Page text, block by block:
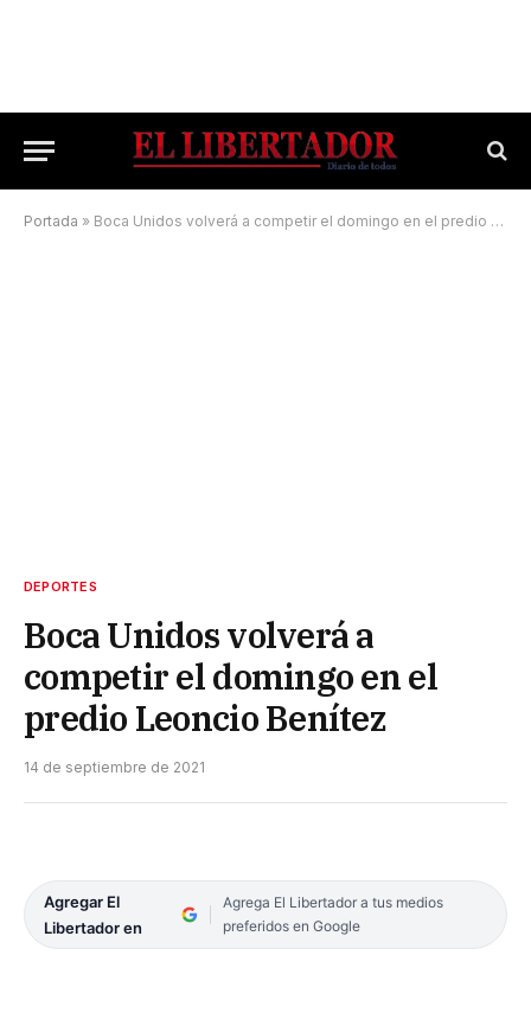
Portada » Boca Unidos volverá a competir el domingo en el predio Leoncio Benítez
DEPORTES
Boca Unidos volverá a
competir el domingo en el
predio Leoncio Benítez
14 de septiembre de 2021
Agregar El
Libertador en
Agrega El Libertador a tus medios
preferidos en Google